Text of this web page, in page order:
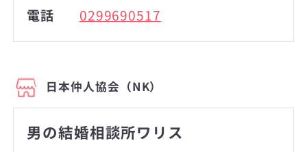
電話
0299690517
日本仲人協会（NK）
男の結婚相談所ワリス